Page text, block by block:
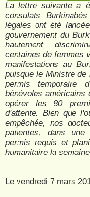
La lettre suivante a
consulats
légales ont été
gouvernement du
hautement
centaines de femmes
manifestations au
puisque le Ministre de
permis temporaire
bénévoles américains
opérer les 80
d'attente. Bien que
empêchée, nos
patientes, dans une
permis requis et
humanitaire la
Le vendredi 7 mars